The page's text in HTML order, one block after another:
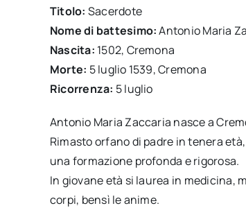
Titolo: Sacerdote
Nome di battesimo:Antonio Maria
Nascita: 1502, Cremona
Morte: 5 luglio 1539, Cremona
Ricorrenza: 5 luglio
Antonio Maria Zaccaria nasce a
Rimasto orfano di padre in tenera
una formazione profonda e rigorosa.
In giovane età si laurea in medicina,
corpi, bensì le anime.